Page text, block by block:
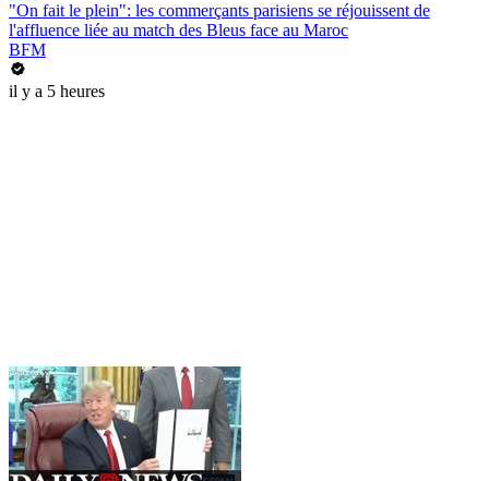
"On fait le plein": les commerçants parisiens se réjouissent de
l'affluence liée au match des Bleus face au Maroc
BFM
il y a 5 heures